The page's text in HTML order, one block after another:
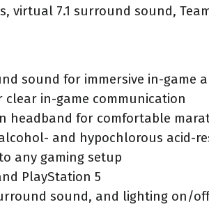
virtual 7.1 surround sound,
sound for immersive in-game
in-game communication
headband for comfortable
and hypochlorous acid-
any gaming setup
PlayStation 5
sound, and lighting on/off